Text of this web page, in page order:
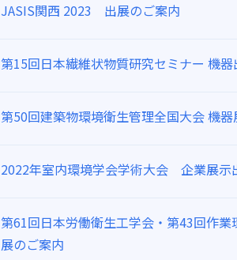
JASIS関西 2023 出展のご案内
第15回日本繊維状物質研究セミナー 機
第50回建築物環境衛生管理全国大会 機
2022年室内環境学会学術大会 企業展示
第61回日本労働衛生工学会・第43回作
展のご案内